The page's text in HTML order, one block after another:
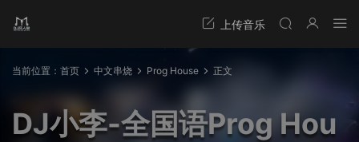
当前位置： 首页 中文串烧 Prog House 正文
DJ小李-全国语Prog Hou